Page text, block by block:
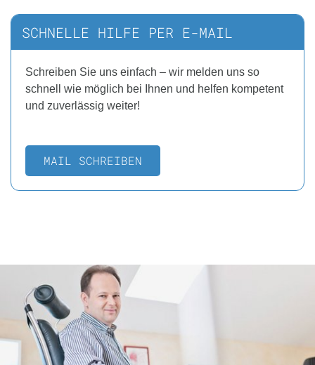
SCHNELLE HILFE PER E-MAIL
Schreiben Sie uns einfach – wir melden uns so
schnell wie möglich bei Ihnen und helfen kompetent
und zuverlässig weiter!
MAIL SCHREIBEN